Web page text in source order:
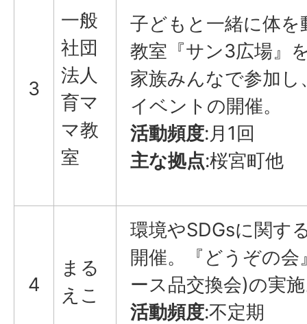
3
一般
社団
法人
育マ
マ教
室
子どもと一緒に体を
教室『サン3広場』
家族みんなで参加し
イベントの開催。
活動頻度:月1回
主な拠点:桜宮町他
4
まる
えこ
環境やSDGsに関す
開催。『どうぞの会
ース品交換会)の実
活動頻度:不定期